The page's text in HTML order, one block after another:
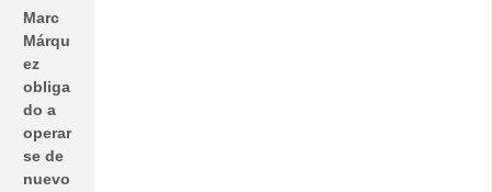
Marc
Márqu
ez
obliga
do a
operar
se de
nuevo